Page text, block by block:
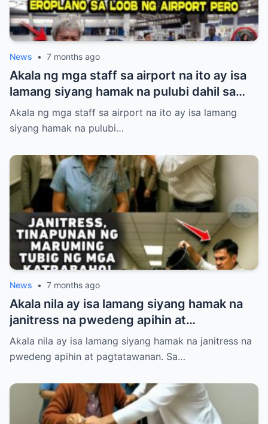
na ngiti ay biglang naglaho at napalitan ng
matinding takot at kahihiyan.
News • 7 months ago
Akala ng mga staff sa airport na ito ay isa
lamang siyang hamak na pulubi dahil sa
suot niyang sando, short, at tsinelas.
Pinigilan siyang makasakay sa eroplano at
may valid ticket siya. Ang hindi nila alam,
ang lalakeng tinitingnan nila nang mababa
ay isa sa pinakamalaking investor ng
mismong airport na iyon! Panoorin ang
matinding pasabog nang dumating ang
tunay na may-ari at halos mahimatay sa
gulat ang mga aroganteng empleyado.
Akala ng mga staff sa airport na ito ay isa lamang
siyang hamak na pulubi…
News • 7 months ago
Akala nila ay isa lamang siyang hamak na
janitress na pwedeng apihin at
pagtatawanan. Sa loob ng Dominguez
Corporate Holdings, pinahiya, sinigawan,
mga mapanghusgang katrabaho.
Akala nila ay isa lamang siyang hamak na janitress na
pwedeng apihin at pagtatawanan. Sa…